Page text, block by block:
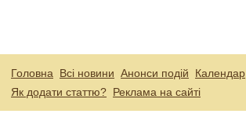
Головна Всі новини Анонси подій Календар
Як додати статтю? Реклама на сайті